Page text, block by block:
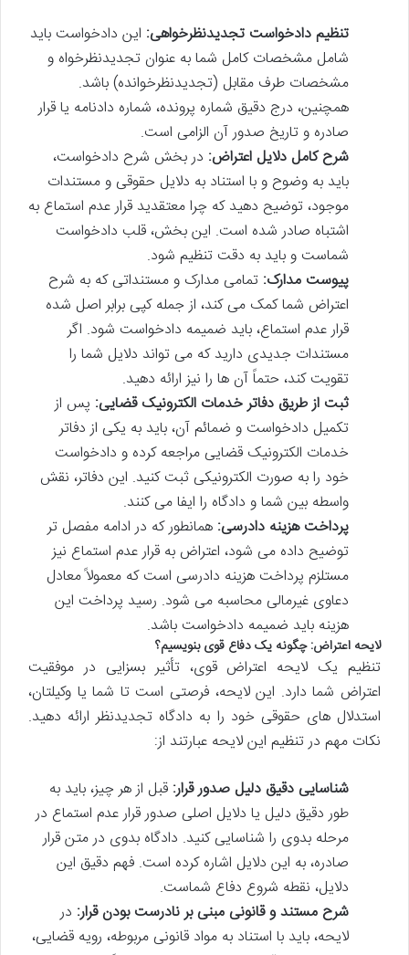
تنظیم دادخواست تجدیدنظرخواهی: این دادخواست باید
شامل مشخصات کامل شما به عنوان تجدیدنظرخواه و
مشخصات طرف مقابل (تجدیدنظرخوانده) باشد.
همچنین، درج دقیق شماره پرونده، شماره دادنامه یا قرار
صادره و تاریخ صدور آن الزامی است.
شرح کامل دلایل اعتراض: در بخش شرح دادخواست،
باید به وضوح و با استناد به دلایل حقوقی و مستندات
موجود، توضیح دهید که چرا معتقدید قرار عدم استماع به
اشتباه صادر شده است. این بخش، قلب دادخواست
شماست و باید به دقت تنظیم شود.
پیوست مدارک: تمامی مدارک و مستنداتی که به شرح
اعتراض شما کمک می کند، از جمله کپی برابر اصل شده
قرار عدم استماع، باید ضمیمه دادخواست شود. اگر
مستندات جدیدی دارید که می تواند دلایل شما را
تقویت کند، حتماً آن ها را نیز ارائه دهید.
ثبت از طریق دفاتر خدمات الکترونیک قضایی: پس از
تکمیل دادخواست و ضمائم آن، باید به یکی از دفاتر
خدمات الکترونیک قضایی مراجعه کرده و دادخواست
خود را به صورت الکترونیکی ثبت کنید. این دفاتر، نقش
واسطه بین شما و دادگاه را ایفا می کنند.
پرداخت هزینه دادرسی: همانطور که در ادامه مفصل تر
توضیح داده می شود، اعتراض به قرار عدم استماع نیز
مستلزم پرداخت هزینه دادرسی است که معمولاً معادل
دعاوی غیرمالی محاسبه می شود. رسید پرداخت این
هزینه باید ضمیمه دادخواست باشد.
لایحه اعتراض: چگونه یک دفاع قوی بنویسیم؟
تنظیم یک لایحه اعتراض قوی، تأثیر بسزایی در موفقیت
اعتراض شما دارد. این لایحه، فرصتی است تا شما یا وکیلتان،
استدلال های حقوقی خود را به دادگاه تجدیدنظر ارائه دهید.
نکات مهم در تنظیم این لایحه عبارتند از:
شناسایی دقیق دلیل صدور قرار: قبل از هر چیز، باید به
طور دقیق دلیل یا دلایل اصلی صدور قرار عدم استماع در
مرحله بدوی را شناسایی کنید. دادگاه بدوی در متن قرار
صادره، به این دلایل اشاره کرده است. فهم دقیق این
دلایل، نقطه شروع دفاع شماست.
شرح مستند و قانونی مبنی بر نادرست بودن قرار: در
لایحه، باید با استناد به مواد قانونی مربوطه، رویه قضایی،